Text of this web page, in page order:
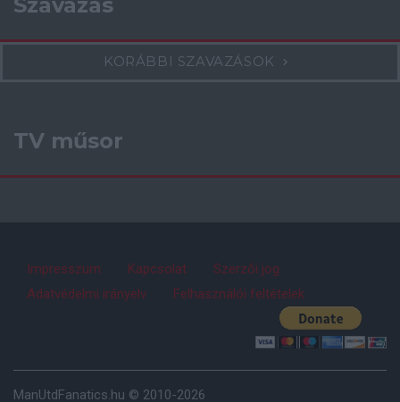
KORÁBBI SZAVAZÁSOK
TV műsor
Impresszum Kapcsolat
Szerzői jog
Adatvédelmi irányelv
Felhasználói feltételek
ManUtdFanatics.hu © 2010-2026